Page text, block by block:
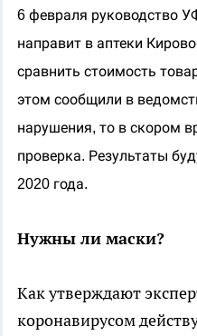
6 февраля руководство
направит в аптеки
сравнить стоимость
этом сообщили в
нарушения, то в скором
проверка. Результаты
2020 года.
Нужны ли маски?
Как утверждают
коронавирусом